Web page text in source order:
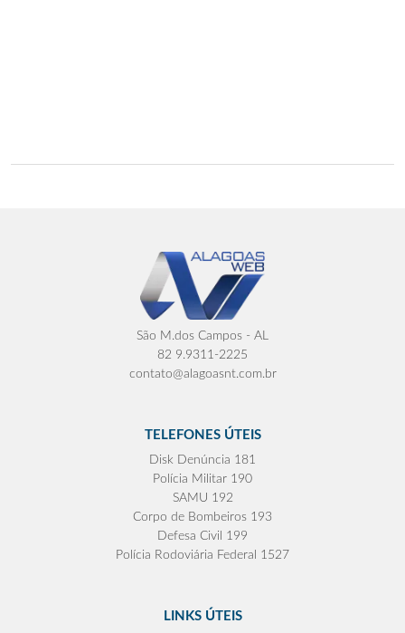
São M.dos Campos - AL
82 9.9311-2225
contato@alagoasnt.com.br
TELEFONES ÚTEIS
Disk Denúncia 181
Polícia Militar 190
SAMU 192
Corpo de Bombeiros 193
Defesa Civil 199
Polícia Rodoviária Federal 1527
LINKS ÚTEIS